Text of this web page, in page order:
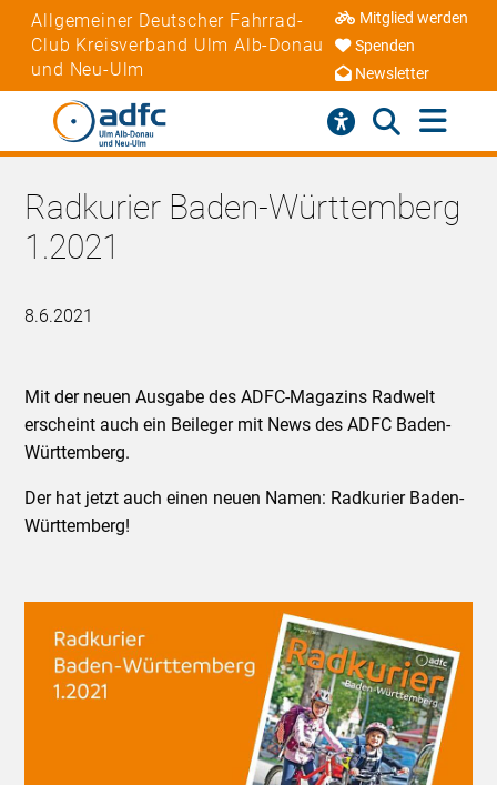
Allgemeiner Deutscher Fahrrad-
Club Kreisverband Ulm Alb-Donau
und Neu-Ulm
Mitglied werden
Spenden
Newsletter
Radkurier Baden-Württemberg
1.2021
8.6.2021
Mit der neuen Ausgabe des ADFC-Magazins Radwelt
erscheint auch ein Beileger mit News des ADFC Baden-
Württemberg.
Der hat jetzt auch einen neuen Namen: Radkurier Baden-
Württemberg!